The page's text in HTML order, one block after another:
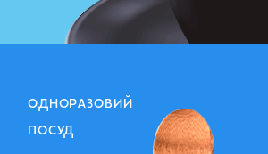
ОДНОРАЗОВИЙ
ПОСУД